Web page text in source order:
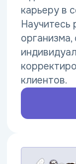
400+ курсов
Курсы по
для
Освойте
Изучите
пилатеса,
физической
спортивной